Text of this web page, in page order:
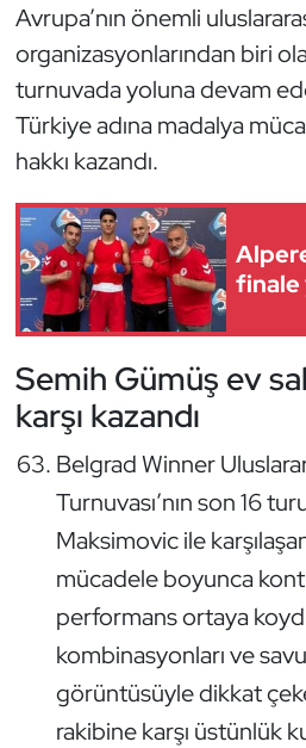
Avrupa’nın önemli
organizasyonlarından biri
turnuvada yoluna devam
Türkiye adına madalya
hakkı kazandı.
finale
Semih Gümüş ev
karşı kazandı
Belgrad Winner
Turnuvası’nın son 16
Maksimovic ile
mücadele boyunca
performans ortaya
kombinasyonları ve
görüntüsüyle dikkat
rakibine karşı üstünlük
Futsal
Genel
Golf
Güreş
Halter
Hava Sporları
Hentbol
İşitme Engelli Sporcular
Judo ve Kuraş
Kano ve Rafting
Karate
Kayak